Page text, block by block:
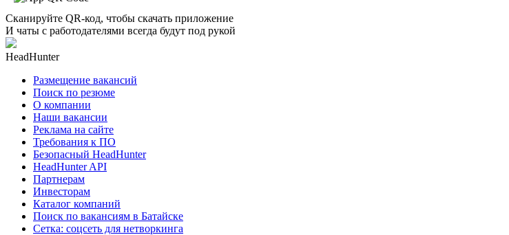
Сканируйте QR-код, чтобы скачать приложение
И чаты с работодателями всегда будут под рукой
HeadHunter
Размещение вакансий
Поиск по резюме
О компании
Наши вакансии
Реклама на сайте
Требования к ПО
Безопасный HeadHunter
HeadHunter API
Партнерам
Инвесторам
Каталог компаний
Поиск по вакансиям в Батайске
Сетка: соцсеть для нетворкинга